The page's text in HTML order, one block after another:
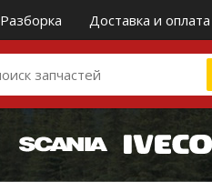
Разборка Доставка и оплата